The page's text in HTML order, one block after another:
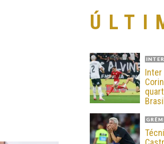
INTER
Inter
Brasil